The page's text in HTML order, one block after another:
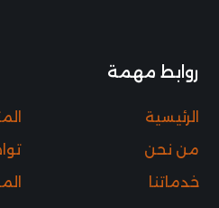
روابط مهمة
الرئيسية
من نحن
خدماتنا